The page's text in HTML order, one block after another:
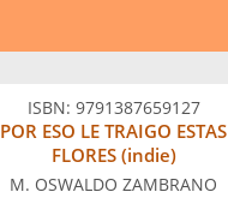
ISBN: 9791387659127
POR ESO LE TRAIGO ESTAS
FLORES (indie)
M. OSWALDO ZAMBRANO